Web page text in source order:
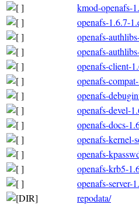
kmod-openafs-
openafs-1.6.7-
openafs-
openafs-
openafs-client-
openafs-
openafs-
openafs-devel-
openafs-docs-
openafs-kernel-
openafs-
openafs-krb5-
openafs-server-
repodata/